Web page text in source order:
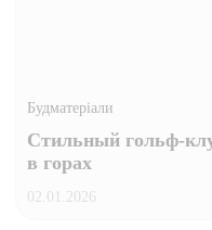
Будматеріали
Стильный гольф-
в горах
02.01.2026